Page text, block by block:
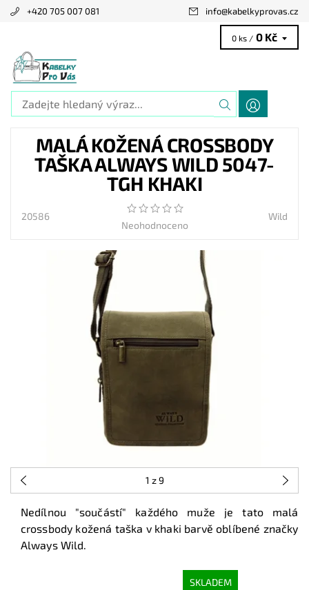
+420 705 007 081 info@kabelkyprovas.cz
0 ks / 0 Kč
MALÁ KOŽENÁ CROSSBODY
TAŠKA ALWAYS WILD 5047-
TGH KHAKI
20586
Neohodnoceno
Wild
1 z 9
Nedílnou "součástí" každého muže je tato malá
crossbody kožená taška v khaki barvě oblíbené značky
Always Wild.
SKLADEM